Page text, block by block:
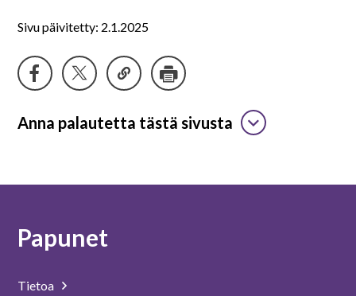
Sivu päivitetty: 2.1.2025
Anna palautetta tästä sivusta
Papunet
Tietoa